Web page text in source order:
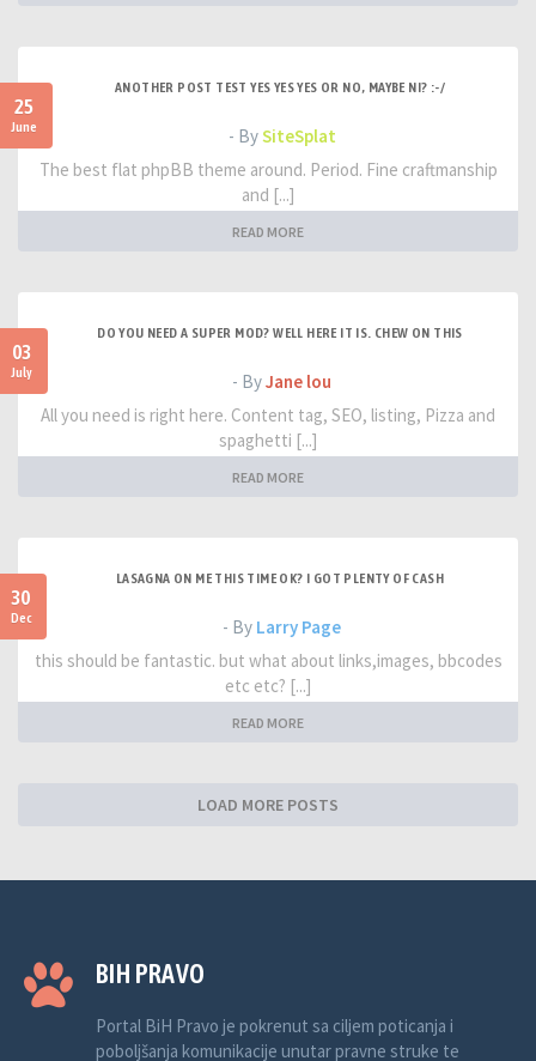
25
June
ANOTHER POST TEST YES YES YES OR NO, MAYBE NI? :-/
- BySiteSplat
The best flat phpBB theme around. Period. Fine craftmanship
and [...]
READ MORE
03
July
DO YOU NEED A SUPER MOD? WELL HERE IT IS. CHEW ON THIS
- ByJane lou
All you need is right here. Content tag, SEO, listing, Pizza and
spaghetti [...]
READ MORE
30
Dec
LASAGNA ON ME THIS TIME OK? I GOT PLENTY OF CASH
- By Larry Page
this should be fantastic. but what about links,images, bbcodes
etc etc? [...]
READ MORE
LOAD MORE POSTS
BIH PRAVO
Portal BiH Pravo je pokrenut sa ciljem poticanja i
poboljšanja komunikacije unutar pravne struke te